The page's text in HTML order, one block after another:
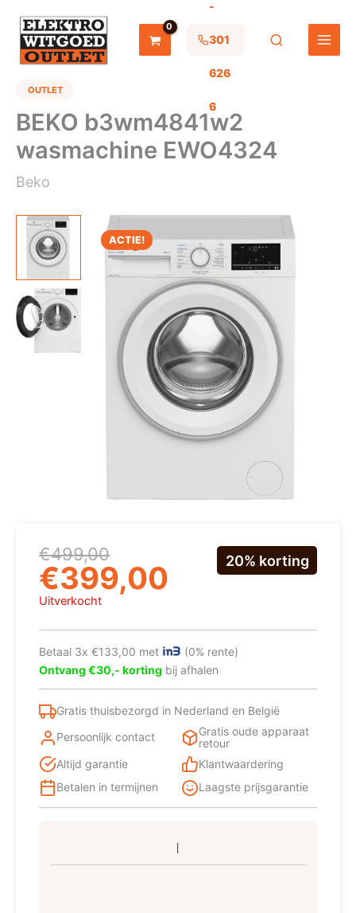
inhoud
-
301
626
6
OUTLET
BEKO b3wm4841w2
wasmachine EWO4324
Beko
ACTIE!
€499,00
Oorspronkelijke
prijs
was:
€499,00.
€399,00
Huidige
prijs
is:
€399,00.
Uitverkocht
20% korting
Betaal 3x €133,00 met
(0% rente)
Ontvang €30,- korting bij afhalen
Gratis thuisbezorgd in Nederland en België
Persoonlijk contact
Gratis oude apparaat
retour
Altijd garantie
Klantwaardering
Betalen in termijnen
Laagste prijsgarantie